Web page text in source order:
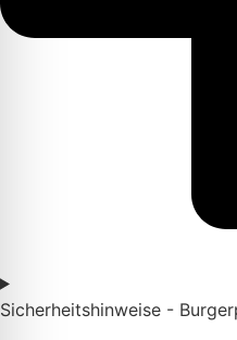
Sicherheitshinweise -